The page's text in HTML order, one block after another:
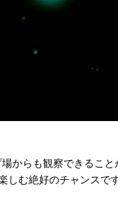
からも観察できること
む絶好のチャンスです